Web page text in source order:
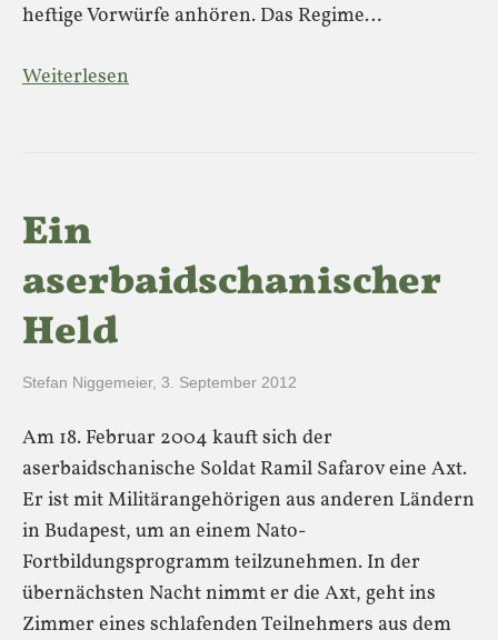
heftige Vorwürfe anhören. Das Regime…
Weiterlesen
Ein
aserbaidschanischer
Held
Stefan Niggemeier, 3. September 2012
Am 18. Februar 2004 kauft sich der
aserbaidschanische Soldat Ramil Safarov eine Axt.
Er ist mit Militärangehörigen aus anderen Ländern
in Budapest, um an einem Nato-
Fortbildungsprogramm teilzunehmen. In der
übernächsten Nacht nimmt er die Axt, geht ins
Zimmer eines schlafenden Teilnehmers aus dem